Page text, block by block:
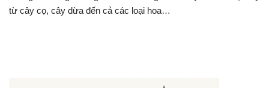
từ cây cọ, cây dừa đến cả các loại hoa…